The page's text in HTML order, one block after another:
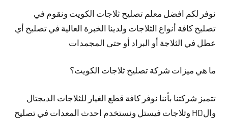
نوفر لكم افضل معلم تصليح ثلاجات الكويت ونقوم في
تصليح كافة أنواع الثلاجات ولدينا الخبرة العالية في تصليح أي
عطل في الثلاجة أو البراد أو حتى المجمدات
ما هي ميزات شركة تصليح ثلاجات الكويت؟
تتميز شركتنا بأننا نوفر كافة قطع الغيار للثلاجات الديجتال
والHD وثلاجات فيستل ونستخدم احدث المعدات في تصليح